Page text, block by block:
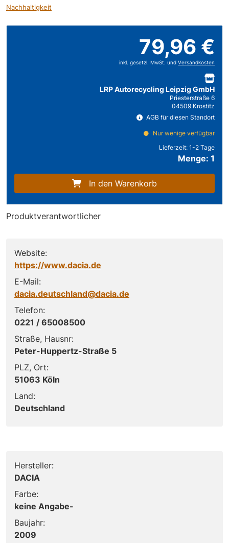
Nachhaltigkeit
79,96 €
inkl. gesetzl. MwSt. und Versandkosten
LRP Autorecycling Leipzig GmbH
Priesterstraße 6
04509 Krostitz
AGB für diesen Standort
Nur wenige verfügbar
Lieferzeit: 1-2 Tage
Menge: 1
In den Warenkorb
Produktverantwortlicher
Website:
https://www.dacia.de
E-Mail:
dacia.deutschland@dacia.de
Telefon:
0221 / 65008500
Straße, Hausnr:
Peter-Huppertz-Straße 5
PLZ, Ort:
51063 Köln
Land:
Deutschland
Hersteller:
DACIA
Farbe:
keine Angabe-
Baujahr:
2009